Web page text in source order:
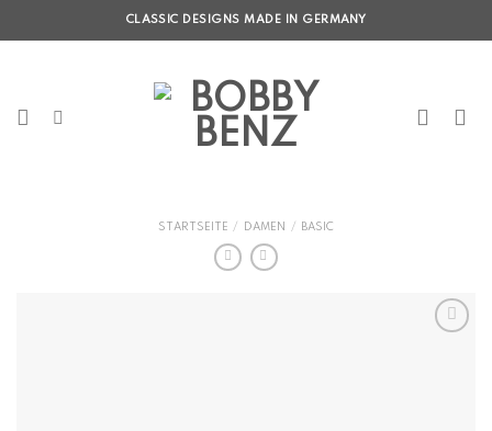
CLASSIC DESIGNS MADE IN GERMANY
STARTSEITE / DAMEN / BASIC